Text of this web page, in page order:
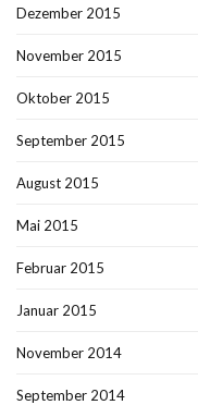
Dezember 2015
November 2015
Oktober 2015
September 2015
August 2015
Mai 2015
Februar 2015
Januar 2015
November 2014
September 2014